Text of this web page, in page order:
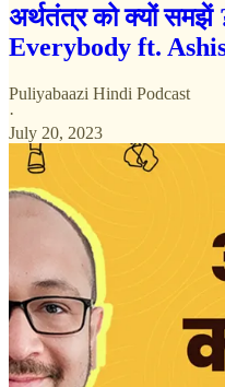
अर्थतंत्र को क्यों
Everybody ft.
Puliyabaazi Hindi Podcast
·
July 20, 2023